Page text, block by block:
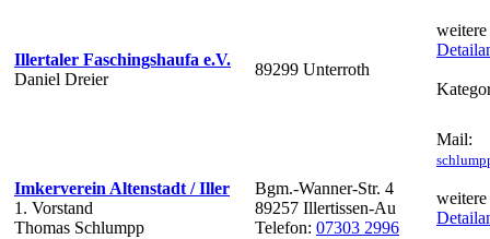
Illertaler Faschingshaufa e.V.
Daniel Dreier
89299 Unterroth
Imkerverein Altenstadt / Iller
1. Vorstand
Thomas Schlumpp
Bgm.-Wanner-Str. 4
89257 Illertissen-Au
Telefon: 07303 2996
Mail: